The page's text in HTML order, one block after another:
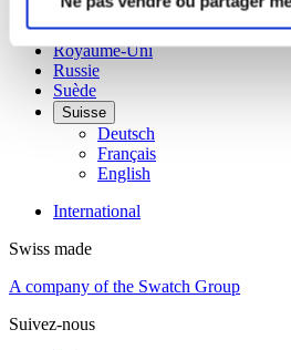
Pologne
Royaume-Uni
Russie
Suède
Suisse
Deutsch
Français
English
International
Swiss made
A company of the Swatch Group
Suivez-nous